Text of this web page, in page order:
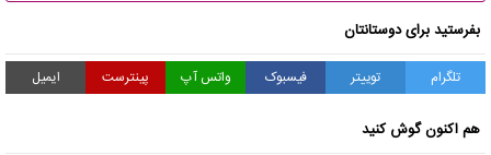
بفرستید برای دوستانتان
تلگرام توییتر فیسبوک واتس آپ پینترست ایمیل
هم اکنون گوش کنید